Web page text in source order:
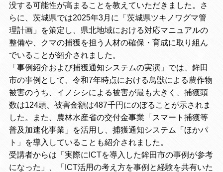
没する可能性が高まることを教えていただきました。さ
らに、茨城県では2025年3月に「茨城県ツキノワグマ管
理計画」を策定し、県北地域における対応マニュアルの
整備や、クマの捕獲を担う人材の確保・育成に取り組ん
でいることが紹介されました。
「事例紹介および捕獲通知システムの実演」では、鉾田
市の事例として、令和7年時点における鳥獣による農作物
被害のうち、イノシシによる被害が最も大きく、捕獲頭
数は124頭、被害金額は487千円にのぼることが示されま
した。また、農林水産省の交付金事業「スマート捕獲等
普及加速化事業」を活用し、捕獲通知システム「ほかパ
ト」を導入していることも紹介されました。
受講者からは「実際にICTを導入した鉾田市の事例が参考
になった」、「ICT活用の考え方を事例と経験を共有いた